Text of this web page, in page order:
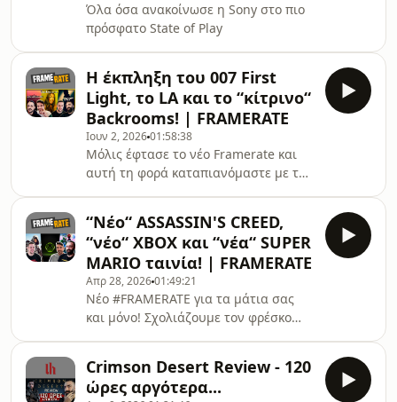
Όλα όσα ανακοίνωσε η Sony στο πιο
πρόσφατο State of Play
Η έκπληξη του 007 First
Light, το LA και το “κίτρινο“
Backrooms! | FRAMERATE
Ιουν 2, 202601:58:38
Μόλις έφτασε το νέο Framerate και
αυτή τη φορά καταπιανόμαστε με το
μας στο LA για ένα από αυτά, με την
έκπληξη του 007 First Light της IOI, το
Forza Horizon 6 και το Backrooms!
“Nέο“ ASSASSIN'S CREED,
“νέο“ XBOX και “νέα“ SUPER
MARIO ταινία! | FRAMERATE
Απρ 28, 202601:49:21
Νέο #FRAMERATE για τα μάτια σας
και μόνο! Σχολιάζουμε τον φρέσκο
Creed: Black Flag Resynced, το Saros,
την ταινία DOLLY, καθώς και την νέα
Crimson Desert Review - 120
ώρες αργότερα...